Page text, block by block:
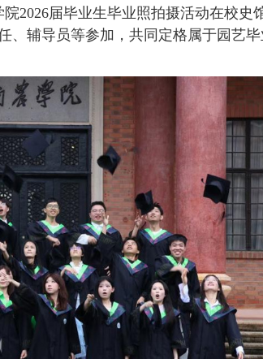
院2026届毕业生毕业照拍摄活动在校史
辅导员等参加，共同定格属于园艺